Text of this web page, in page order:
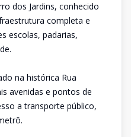
dos Jardins, conhecido
completa e
escolas, padarias,
na histórica Rua
avenidas e pontos de
a transporte público,